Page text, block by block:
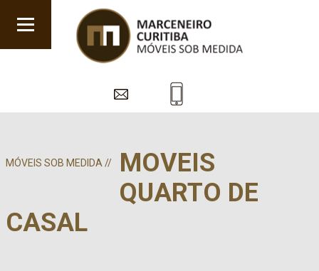
MÓVEIS SOB MEDIDA //
MOVEIS
QUARTO DE
CASAL